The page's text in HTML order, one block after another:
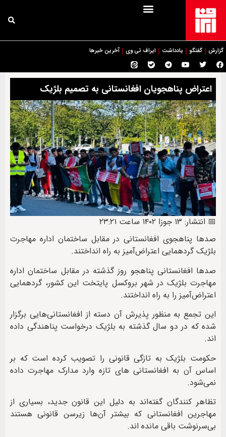
گزارش گفتگو یادداشت ایراف تی وی آخرین خبرها
اعتراض پناهجویان افغانستانی به تصمیم بلژیک
📅 انتشار: ۱۳ جوزا ۱۴۰۲ ساعت ۲۳:۲۱
صدها پناهجوی افغانستانی در مقابل ساختمان اداره مهاجرت
بلژیک گردهمایی اعتراض‌آمیز به راه انداختند.
صدها افغانستانی پناهجو روز گذشته در مقابل ساختمان اداره
مهاجرت بلژیک در شهر بروکسل پایتخت این کشور، گردهمایی
اعتراض‌آمیز را به راه انداختند.
این تجمع به منظور پذیرش آن دسته از افغانستانی‌هایی برگزار
شده که در دو سال گذشته به بلژیک درخواست پناهندگی داده
اند.
حکومت بلژیک به تازگی قانونی را تصویب کرده است که بر
اساس آن به افغانستانی های تازه وارد مدارک مهاجرت داده
نمی‌شود.
تظاهر کنندگان گفته‌اند به دلیل این قانون جدید، بسیاری از
مهاجرین افغانستانی که بیشتر آن‌ها زیرسن قانونی هستند
بی‌سرنوشت باقی مانده اند.